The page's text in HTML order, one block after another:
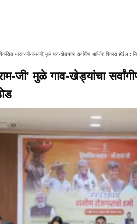
भारत-जी-राम-जी' मुळे गाव-खेड्यांचा सर्वांगीण आर्थिक विकास होईल :
जी' मुळे गाव-खेड्यांचा